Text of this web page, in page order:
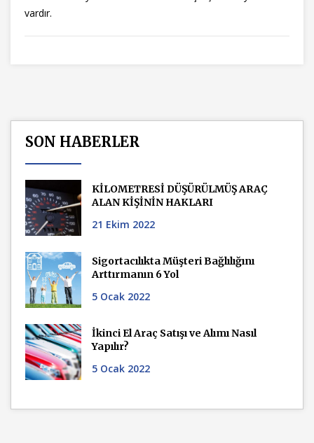
vardır.
SON HABERLER
KİLOMETRESİ DÜŞÜRÜLMÜŞ ARAÇ
ALAN KİŞİNİN HAKLARI
21 Ekim 2022
Sigortacılıkta Müşteri Bağlılığını
Arttırmanın 6 Yol
5 Ocak 2022
İkinci El Araç Satışı ve Alımı Nasıl
Yapılır?
5 Ocak 2022